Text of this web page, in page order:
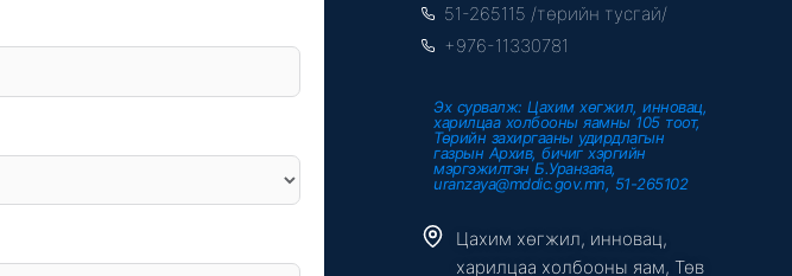
51-265115 /төрийн тусгай/
+976-11330781
Эх сурвалж: Цахим хөгжил, инновац,
харилцаа холбооны яамны 105 тоот,
Төрийн захиргааны удирдлагын
газрын Архив, бичиг хэргийн
мэргэжилтэн Б.Уранзаяа,
uranzaya@mddic.gov.mn, 51-265102
Цахим хөгжил, инновац,
харилцаа холбооны яам, Төв